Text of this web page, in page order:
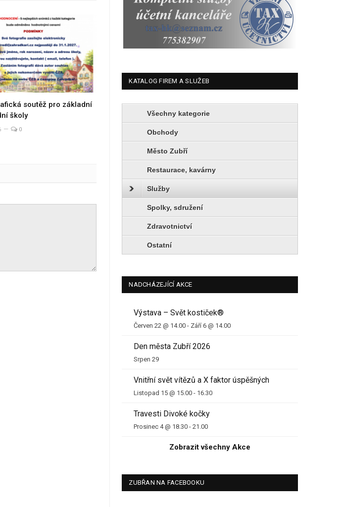
soutěž pro základní
školy
0
KATALOG FIREM A SLUŽEB
Všechny kategorie
Obchody
Město Zubří
Restaurace, kavárny
Služby
Spolky, sdružení
Zdravotnictví
Ostatní
NADCHÁZEJÍCÍ AKCE
Výstava – Svět kostiček®
Červen 22 @ 14.00 - Září 6 @ 14.00
Den města Zubří 2026
Srpen 29
Vnitřní svět vítězů a X faktor úspěšných
Listopad 15 @ 15.00 - 16.30
Travesti Divoké kočky
Prosinec 4 @ 18.30 -21.00
Zobrazit všechny Akce
ZUBŘAN NA FACEBOOKU